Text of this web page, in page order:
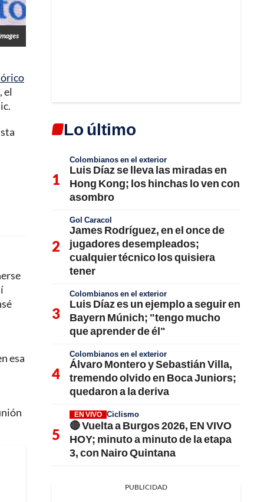
el
esa
Lo último
Colombianos en el exterior
Luis Díaz se lleva las miradas en
Hong Kong; los hinchas lo ven con
asombro
Gol Caracol
James Rodríguez, en el once de
jugadores desempleados;
cualquier técnico los quisiera
tener
Colombianos en el exterior
Luis Díaz es un ejemplo a seguir en
Bayern Múnich; "tengo mucho
que aprender de él"
Colombianos en el exterior
Álvaro Montero y Sebastián Villa,
tremendo olvido en Boca Juniors;
quedaron a la deriva
EN VIVO Ciclismo
🔴 Vuelta a Burgos 2026, EN VIVO
HOY; minuto a minuto de la etapa
3, con Nairo Quintana
PUBLICIDAD